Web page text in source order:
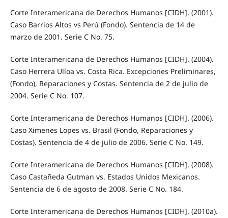
Corte Interamericana de Derechos Humanos [CIDH]. (2001).
Caso Barrios Altos vs Perú (Fondo). Sentencia de 14 de
marzo de 2001. Serie C No. 75.
Corte Interamericana de Derechos Humanos [CIDH]. (2004).
Caso Herrera Ulloa vs. Costa Rica. Excepciones Preliminares,
(Fondo), Reparaciones y Costas. Sentencia de 2 de julio de
2004. Serie C No. 107.
Corte Interamericana de Derechos Humanos [CIDH]. (2006).
Caso Ximenes Lopes vs. Brasil (Fondo, Reparaciones y
Costas). Sentencia de 4 de julio de 2006. Serie C No. 149.
Corte Interamericana de Derechos Humanos [CIDH]. (2008).
Caso Castañeda Gutman vs. Estados Unidos Mexicanos.
Sentencia de 6 de agosto de 2008. Serie C No. 184.
Corte Interamericana de Derechos Humanos [CIDH]. (2010a).